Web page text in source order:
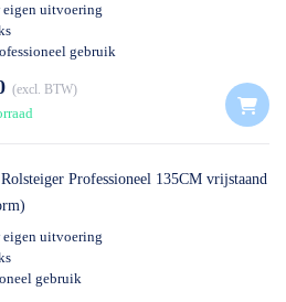
eigen uitvoering
gebruik
excl. BTW
Professioneel 135CM vrijstaand
eigen uitvoering
gebruik